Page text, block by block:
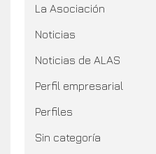
La Asociación
Noticias
Noticias de ALAS
Perfil empresarial
Perfiles
Sin categoría